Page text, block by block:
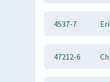
4537-7
47212-6